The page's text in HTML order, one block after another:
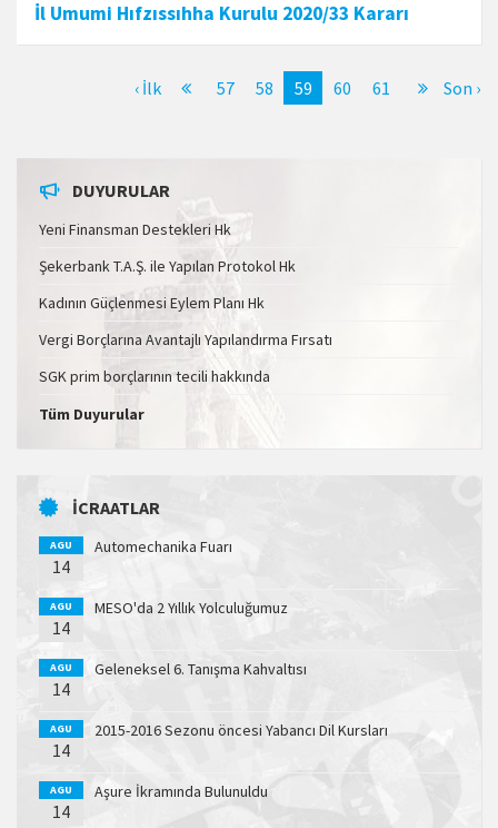
İl Umumi Hıfzıssıhha Kurulu 2020/33 Kararı
‹ İlk 57 58 59 60 61 Son ›
DUYURULAR
Yeni Finansman Destekleri Hk
Şekerbank T.A.Ş. ile Yapılan Protokol Hk
Kadının Güçlenmesi Eylem Planı Hk
Vergi Borçlarına Avantajlı Yapılandırma Fırsatı
SGK prim borçlarının tecili hakkında
Tüm Duyurular
İCRAATLAR
AGU
14
Automechanika Fuarı
AGU
14
MESO'da 2 Yıllık Yolculuğumuz
AGU
14
Geleneksel 6. Tanışma Kahvaltısı
AGU
14
2015-2016 Sezonu öncesi Yabancı Dil Kursları
AGU
14
Aşure İkramında Bulunuldu